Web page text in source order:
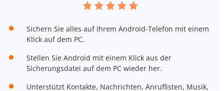
Sichern Sie alles auf Ihrem Android-Telefon mit einem
Klick auf dem PC.
Stellen Sie Android mit einem Klick aus der
Sicherungsdatei auf dem PC wieder her.
Unterstützt Kontakte, Nachrichten, Anruflisten, Musik,